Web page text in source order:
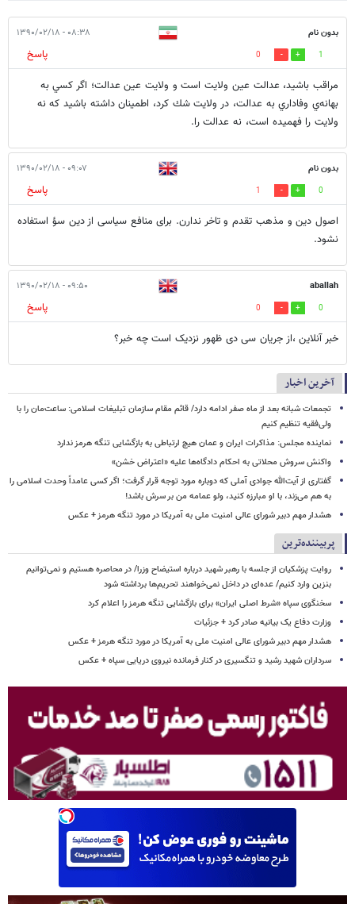
بدون نام ۰۸:۳۸ - ۱۳۹۰/۰۲/۱۸
1
0
پاسخ
مراقب باشيد، عدالت عين ولايت است و ولايت عين عدالت؛ اگر كسي به
بهانه‌ي وفاداري به عدالت، در ولايت شك كرد، اطمينان داشته باشيد كه نه
ولايت را فهميده است، نه عدالت را.
بدون نام ۰۹:۰۷ - ۱۳۹۰/۰۲/۱۸
0
1
پاسخ
اصول دین و مذهب تقدم و تاخر ندارن. برای منافع سیاسی از دین سؤ استفاده
نشود.
aballah ۰۹:۵۰ - ۱۳۹۰/۰۲/۱۸
0
0
پاسخ
خبر آنلاین ،از جریان سی‌ دی ظهور نزدیک است چه خبر؟
آخرین اخبار
تجمعات شبانه بعد از ماه صفر ادامه دارد/ قائم مقام سازمان تبلیغات اسلامی: ساعت‌مان را با
ولی‌فقیه تنظیم‌ کنیم
نماینده مجلس: مذاکرات ایران و عمان هیچ ارتباطی به بازگشایی تنگه هرمز ندارد
واکنش سروش محلاتی به احکام دادگاه‌ها علیه «اعتراض خشن»
گفتاری از آیت‌الله جوادی آملی که دوباره مورد توجه قرار گرفت؛ اگر کسی عامداً وحدت اسلامی را
به هم می‌زند، با او مبارزه کنید، ولو عمامه من بر سرش باشد!
هشدار مهم دبیر شورای عالی امنیت ملی به آمریکا در مورد تنگه هرمز + عکس
پربیننده‌ترین
روایت پزشکیان از جلسه با رهبر شهید درباره استیضاح وزرا/ در محاصره هستیم و نمی‌توانیم
بنزین وارد کنیم/ عده‌ای در داخل نمی‌خواهند تحریم‌ها برداشته شود
سخنگوی سپاه «شرط اصلی ایران» برای بازگشایی تنگه هرمز را اعلام کرد
وزارت دفاع یک بیانیه صادر کرد + جزئیات
هشدار مهم دبیر شورای عالی امنیت ملی به آمریکا در مورد تنگه هرمز + عکس
سرداران شهید رشید و تنگسیری در کنار فرمانده نیروی دریایی سپاه + عکس